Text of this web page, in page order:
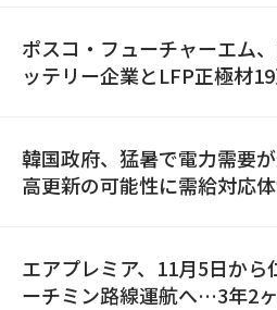
ポスコ・フューチャーエム
ッテリー企業とLFP正極材
韓国政府、猛暑で電力需要
高更新の可能性に需給対応
エアプレミア、11月5日から
ーチミン路線運航へ…3年2